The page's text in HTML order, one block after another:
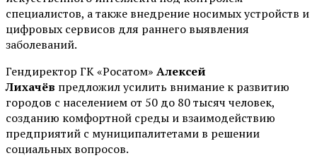
специалистов, а также внедрение носимых устройств и
цифровых сервисов для раннего выявления
заболеваний.
Гендиректор ГК «Росатом» Алексей
Лихачёв предложил усилить внимание к развитию
городов с населением от 50 до 80 тысяч человек,
созданию комфортной среды и взаимодействию
предприятий с муниципалитетами в решении
социальных вопросов.